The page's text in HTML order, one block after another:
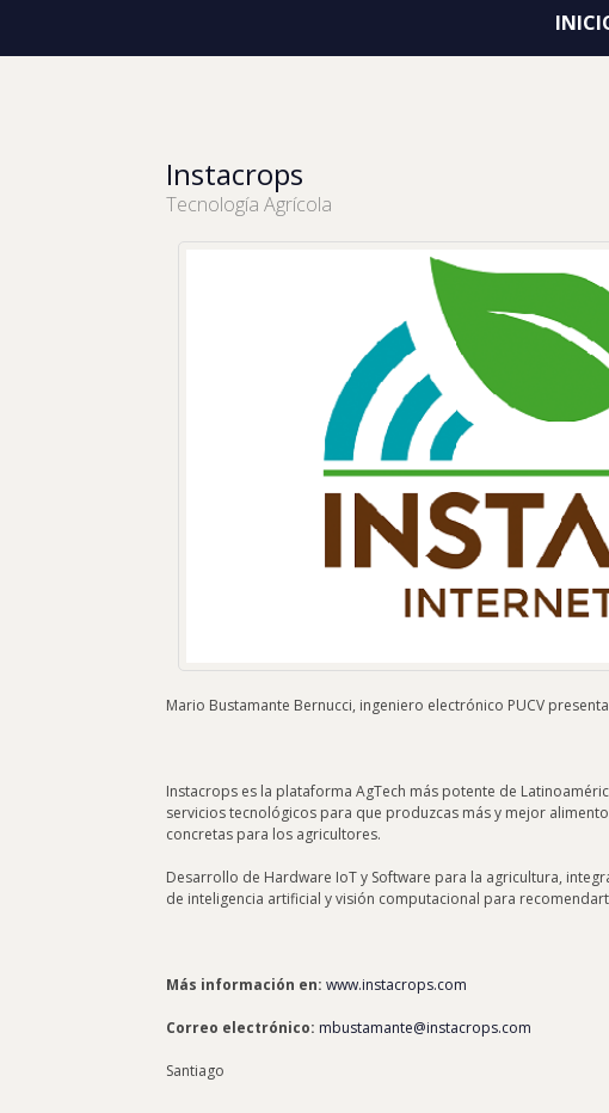
Instacrops
Tecnología Agrícola
Mario Bustamante Bernucci, ingeniero electrónico PUCV
Instacrops es la plataforma AgTech más potente de
servicios tecnológicos para que produzcas más y mejor
concretas para los agricultores.
Desarrollo de Hardware IoT y Software para la agricultura,
de inteligencia artificial y visión computacional para
Más información en: www.instacrops.com
Correo electrónico: mbustamante@instacrops.com
Santiago